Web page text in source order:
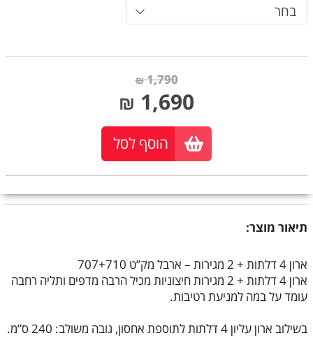
בחר
1,790
₪
1,690
₪
הוסף לסל
תיאור מוצר:
ארון 4 דלתות + 2 מגירות – ארבל מק”ט 707+710
ארון 4 דלתות + 2 מגירות חיצוניות מכיל הרבה מדפים ותליה רחבה
עומד על במה למניעת רטיבות.
בשילוב ארון עליון 4 דלתות לתוספת אחסון, גובה משולב: 240 ס”מ.